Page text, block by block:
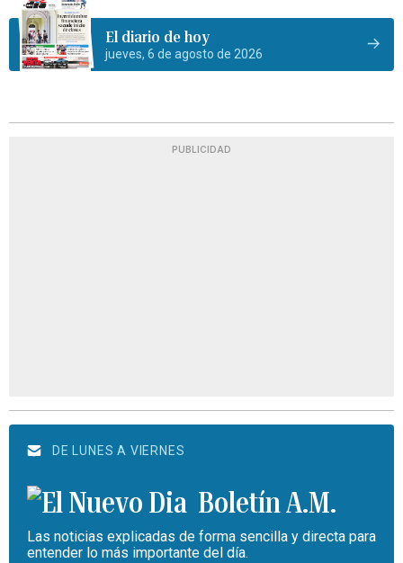
El diario de hoy
jueves, 6 de agosto de 2026
PUBLICIDAD
DE LUNES A VIERNES
Boletín A.M.
Las noticias explicadas de forma sencilla y directa para
entender lo más importante del día.